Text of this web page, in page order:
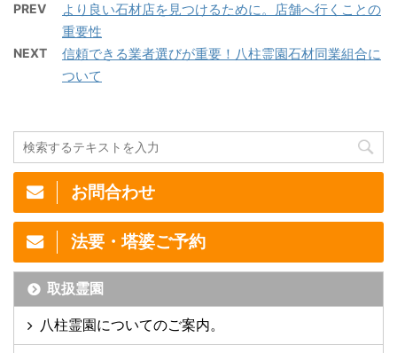
PREV
より良い石材店を見つけるために。店舗へ行くことの
重要性
NEXT
信頼できる業者選びが重要！八柱霊園石材同業組合に
ついて
お問合わせ
法要・塔婆ご予約
取扱霊園
八柱霊園についてのご案内。